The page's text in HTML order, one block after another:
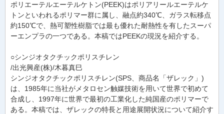
ポリエーテルエーテルケトン(PEEK)はポリアリールエーテルケ
トンといわれるポリマー群に属し、融点約340℃、ガラス転移点
約150℃で、熱可塑性樹脂では最も優れた耐熱性を有したスーパ
ーエンプラの一つである。本稿ではPEEKの現況を紹介する。
○シンジオタクチックポリスチレン
/出光興産(株)/木暮真巳
シンジオタクチックポリスチレン(SPS、商品名「ザレック」)
は、1985年に当社がメタロセン触媒技術を用いて世界で初めて
合成し、1997年に世界で最初の工業化した純国産のポリマーで
ある。本稿では、ザレックの特長と用途展開状況について紹介す